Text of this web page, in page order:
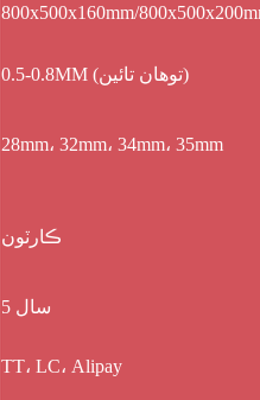
800x500x160mm/
0.5-0.8MM (توهان تائين)
28mm، 32mm، 34mm، 35mm
ڪارٽون
5 سال
TT، LC، Alipay